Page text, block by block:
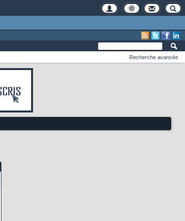
Recherche avancée